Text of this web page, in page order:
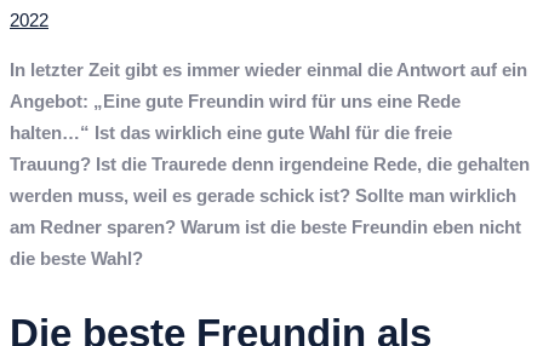
2022
In letzter Zeit gibt es immer wieder einmal die Antwort auf ein
Angebot: „Eine gute Freundin wird für uns eine Rede
halten…“ Ist das wirklich eine gute Wahl für die freie
Trauung? Ist die Traurede denn irgendeine Rede, die gehalten
werden muss, weil es gerade schick ist? Sollte man wirklich
am Redner sparen? Warum ist die beste Freundin eben nicht
die beste Wahl?
Die beste Freundin als